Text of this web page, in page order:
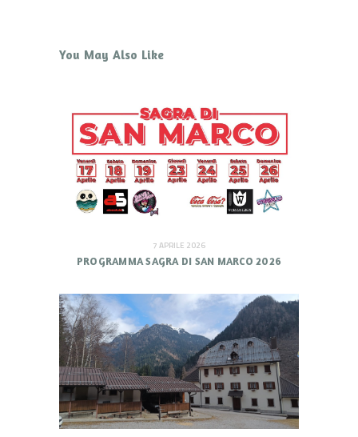
You May Also Like
7 APRILE 2026
PROGRAMMA SAGRA DI SAN MARCO 2026